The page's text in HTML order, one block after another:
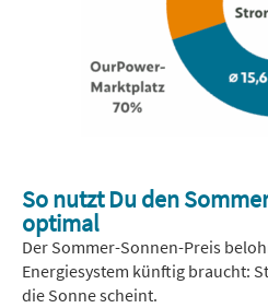
So nutzt Du den
optimal
Der Sommer-Sonnen-Preis
Energiesystem künftig braucht:
die Sonne scheint.